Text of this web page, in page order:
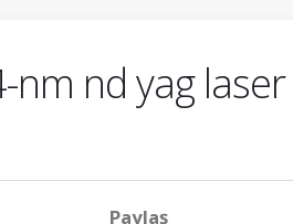
nm nd yag
Paylaş